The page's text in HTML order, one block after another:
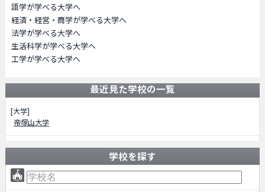
語学が学べる大学へ
経済・経営・商学が学べる大学へ
法学が学べる大学へ
生活科学が学べる大学へ
工学が学べる大学へ
最近見た学校の一覧
[大学]
帝塚山大学
学校を探す